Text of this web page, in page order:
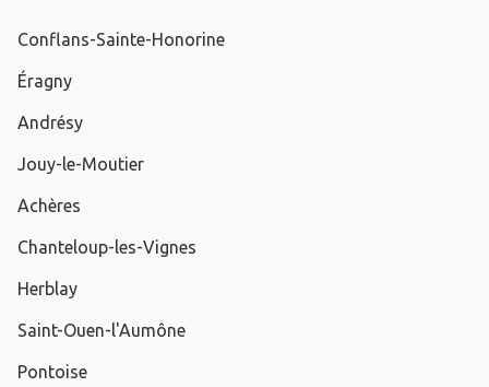
Conflans-Sainte-Honorine
Éragny
Andrésy
Jouy-le-Moutier
Achères
Chanteloup-les-Vignes
Herblay
Saint-Ouen-l'Aumône
Pontoise